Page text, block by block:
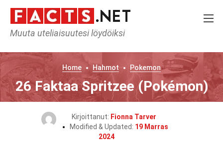
Muuta uteliaisuutesi löydöiksi
Home Hahmot Pokemon
26 Faktaa Spritzee (Pokémon)
Kirjoittanut: Fionna Tarver
Modified & Updated: 19 Marras
2024